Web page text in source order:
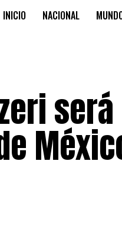
INICIO NACIONAL